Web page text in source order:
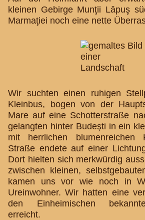
kleinen Gebirge Munţii Lȃpuş
Marmaţiei noch eine nette
Wir suchten einen ruhigen
Kleinbus, bogen von der
Mare auf eine Schotterstraße
gelangten hinter Budeşti in ein
mit herrlichen blumenreichen
Straße endete auf einer
Dort hielten sich merkwürdig
zwischen kleinen,
kamen uns vor wie noch in
Ureinwohner. Wir hatten eine
den Einheimischen
erreicht.